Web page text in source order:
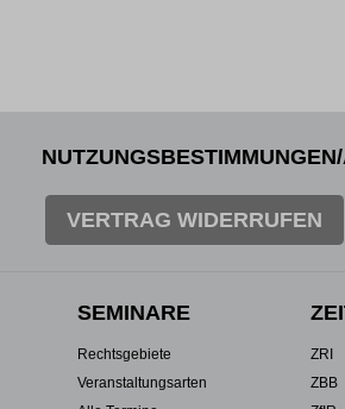
VERTRAG WIDERRUFEN
SEMINARE
Rechtsgebiete
Veranstaltungsarten
ZRI
ZBB